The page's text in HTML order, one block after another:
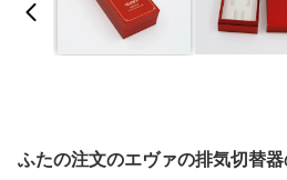
ふたの注文のエヴァの排気切替